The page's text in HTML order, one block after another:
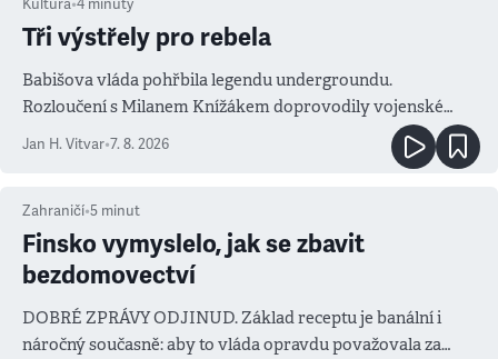
Kultura•4 minuty
Tři výstřely pro rebela
Babišova vláda pohřbila legendu undergroundu.
Rozloučení s Milanem Knížákem doprovodily vojenské
salvy i kritika pokrokářů
Jan H. Vitvar•7. 8. 2026
Zahraničí•5 minut
Finsko vymyslelo, jak se zbavit
bezdomovectví
DOBRÉ ZPRÁVY ODJINUD. Základ receptu je banální i
náročný současně: aby to vláda opravdu považovala za